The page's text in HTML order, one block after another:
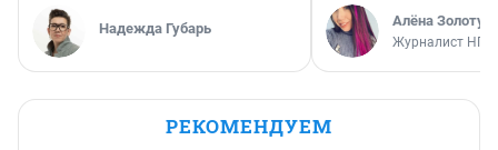
Надежда Губарь Алёна
Журналист НГС
РЕКОМЕНДУЕМ